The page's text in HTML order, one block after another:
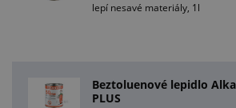
lepí nesavé materiály, 1l
Beztoluenové lepidlo
PLUS